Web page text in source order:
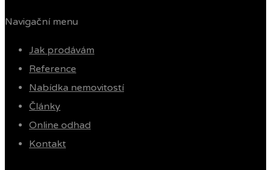
Navigační menu
Jak prodávám
Reference
Nabídka nemovitostí
Články
Online odhad
Kontakt